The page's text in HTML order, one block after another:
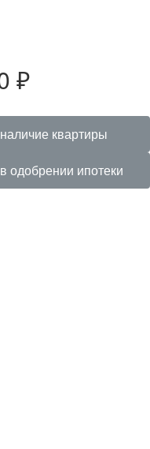
₽
квартиры
одобрении ипотеки